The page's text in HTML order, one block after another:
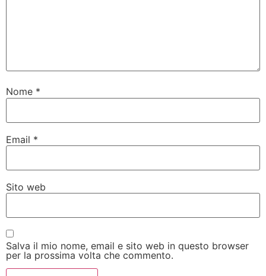
Nome *
Email *
Sito web
Salva il mio nome, email e sito web in questo browser
per la prossima volta che commento.